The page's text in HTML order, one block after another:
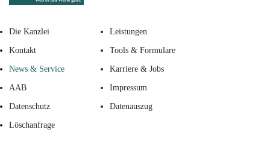
Die Kanzlei Leistungen
Kontakt Tools & Formulare
News & Service Karriere & Jobs
AAB Impressum
Datenschutz Datenauszug
Löschanfrage